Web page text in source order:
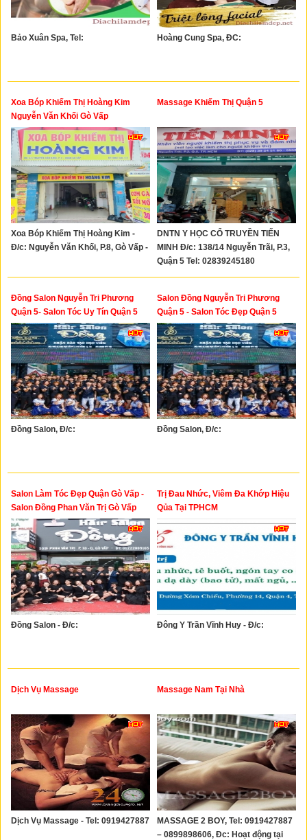
Bảo Xuân Spa, Tel: Hoàng Cung Spa, ĐC:
Xoa Bóp Khiếm Thị Hoàng Kim
Nguyễn Văn Khối Gò Vấp
Xoa Bóp Khiếm Thị Hoàng Kim -
Đ/c: Nguyễn Văn Khối, P.8, Gò Vấp -
Massage Khiếm Thị Quận 5
DNTN Y HỌC CỔ TRUYỀN TIẾN
MINH Đ/c: 138/14 Nguyễn Trãi, P.3,
Quận 5 Tel: 02839245180
Đồng Salon Nguyễn Tri Phương
Quận 5- Salon Tóc Uy Tín Quận 5
Đồng Salon, Đ/c:
Salon Đồng Nguyễn Tri Phương
Quận 5 - Salon Tóc Đẹp Quận 5
Đồng Salon, Đ/c:
Salon Làm Tóc Đẹp Quận Gò Vấp -
Salon Đồng Phan Văn Trị Gò Vấp
Đồng Salon - Đ/c:
Trị Đau Nhức, Viêm Đa Khớp Hiệu
Qủa Tại TPHCM
Đông Y Trần Vĩnh Huy - Đ/c:
Dịch Vụ Massage
Dịch Vụ Massage - Tel: 0919427887
Massage Nam Tại Nhà
MASSAGE 2 BOY, Tel: 0919427887
– 0899898606, Đc: Hoạt động tại